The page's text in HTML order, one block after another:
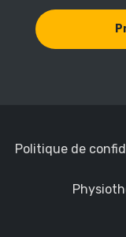
Politique de